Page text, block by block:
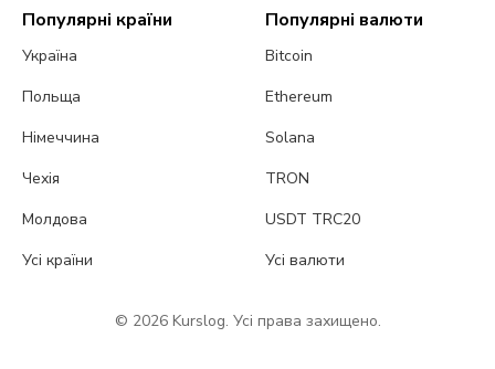
Популярні країни
Україна
Польща
Німеччина
Чехія
Молдова
Усі країни
Популярні валюти
Bitcoin
Ethereum
Solana
TRON
USDT TRC20
Усі валюти
© 2026 Kurslog. Усі права захищено.